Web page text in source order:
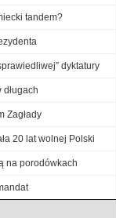
tandem?
dyktatury
Zagłady
20 lat wolnej Polski
na porodówkach